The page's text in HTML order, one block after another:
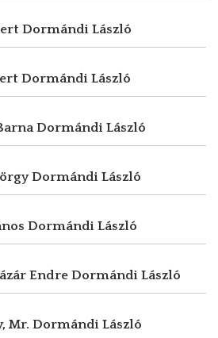
Dormándi László
Dormándi László
Dormándi László
Dormándi László
Dormándi László
Endre Dormándi László
Mr. Dormándi László